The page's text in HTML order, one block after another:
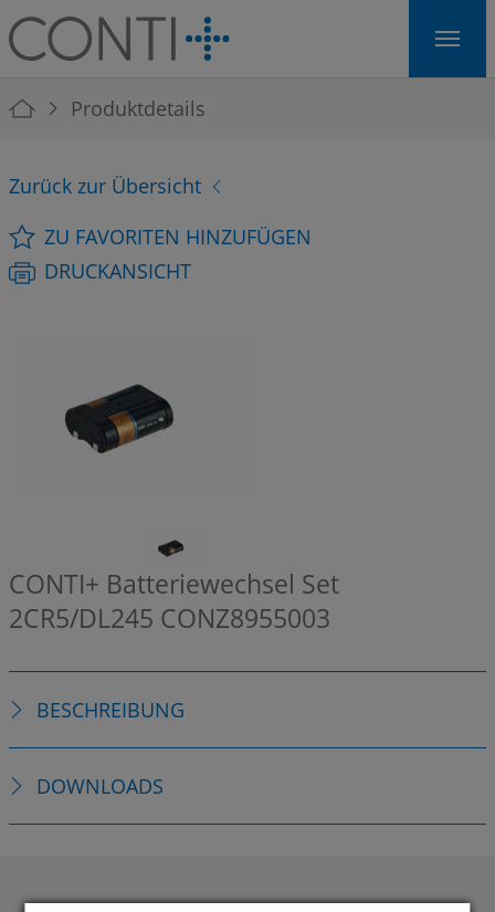
Skip to main navigation
Skip to main content
Skip to page footer
You are here:
Produktdetails
Zurück zur Übersicht
ZU FAVORITEN HINZUFÜGEN
DRUCKANSICHT
CONTI+ Batteriewechsel Set
2CR5/DL245 CONZ8955003
BESCHREIBUNG
DOWNLOADS